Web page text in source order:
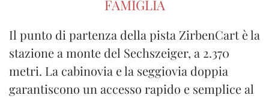
FAMIGLIA
Il punto di partenza della pista ZirbenCart è la
stazione a monte del Sechszeiger, a 2.370
metri. La cabinovia e la seggiovia doppia
garantiscono un accesso rapido e semplice al